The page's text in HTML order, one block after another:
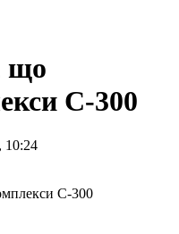
що
С-300
10:24